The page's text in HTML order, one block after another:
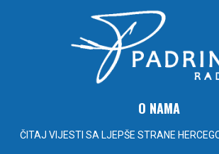
O NAMA
ČITAJ VIJESTI SA LJEPŠE STRANE